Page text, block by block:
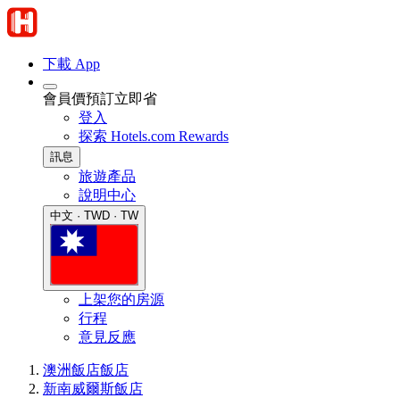
下載 App
會員價預訂立即省
登入
探索 Hotels.com Rewards
訊息
旅遊產品
說明中心
中文 · TWD · TW
上架您的房源
行程
意見反應
澳洲飯店飯店
新南威爾斯飯店